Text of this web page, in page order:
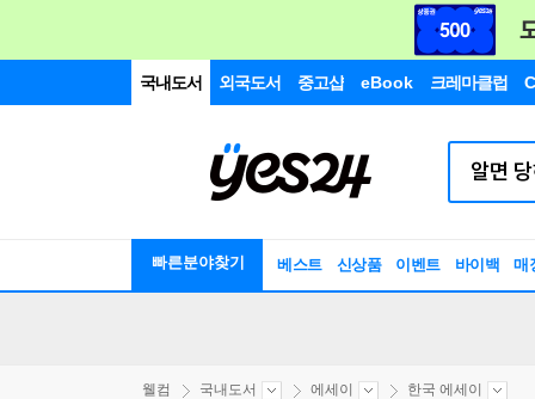
국내도서 외국도서 중고샵 eBook 크레마클럽
빠른분야찾기 베스트 신상품 이벤트 바이백 매
웰컴 국내도서 에세이 한국 에세이